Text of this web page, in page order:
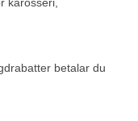
betalar du